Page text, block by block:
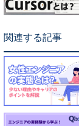
関連する記事